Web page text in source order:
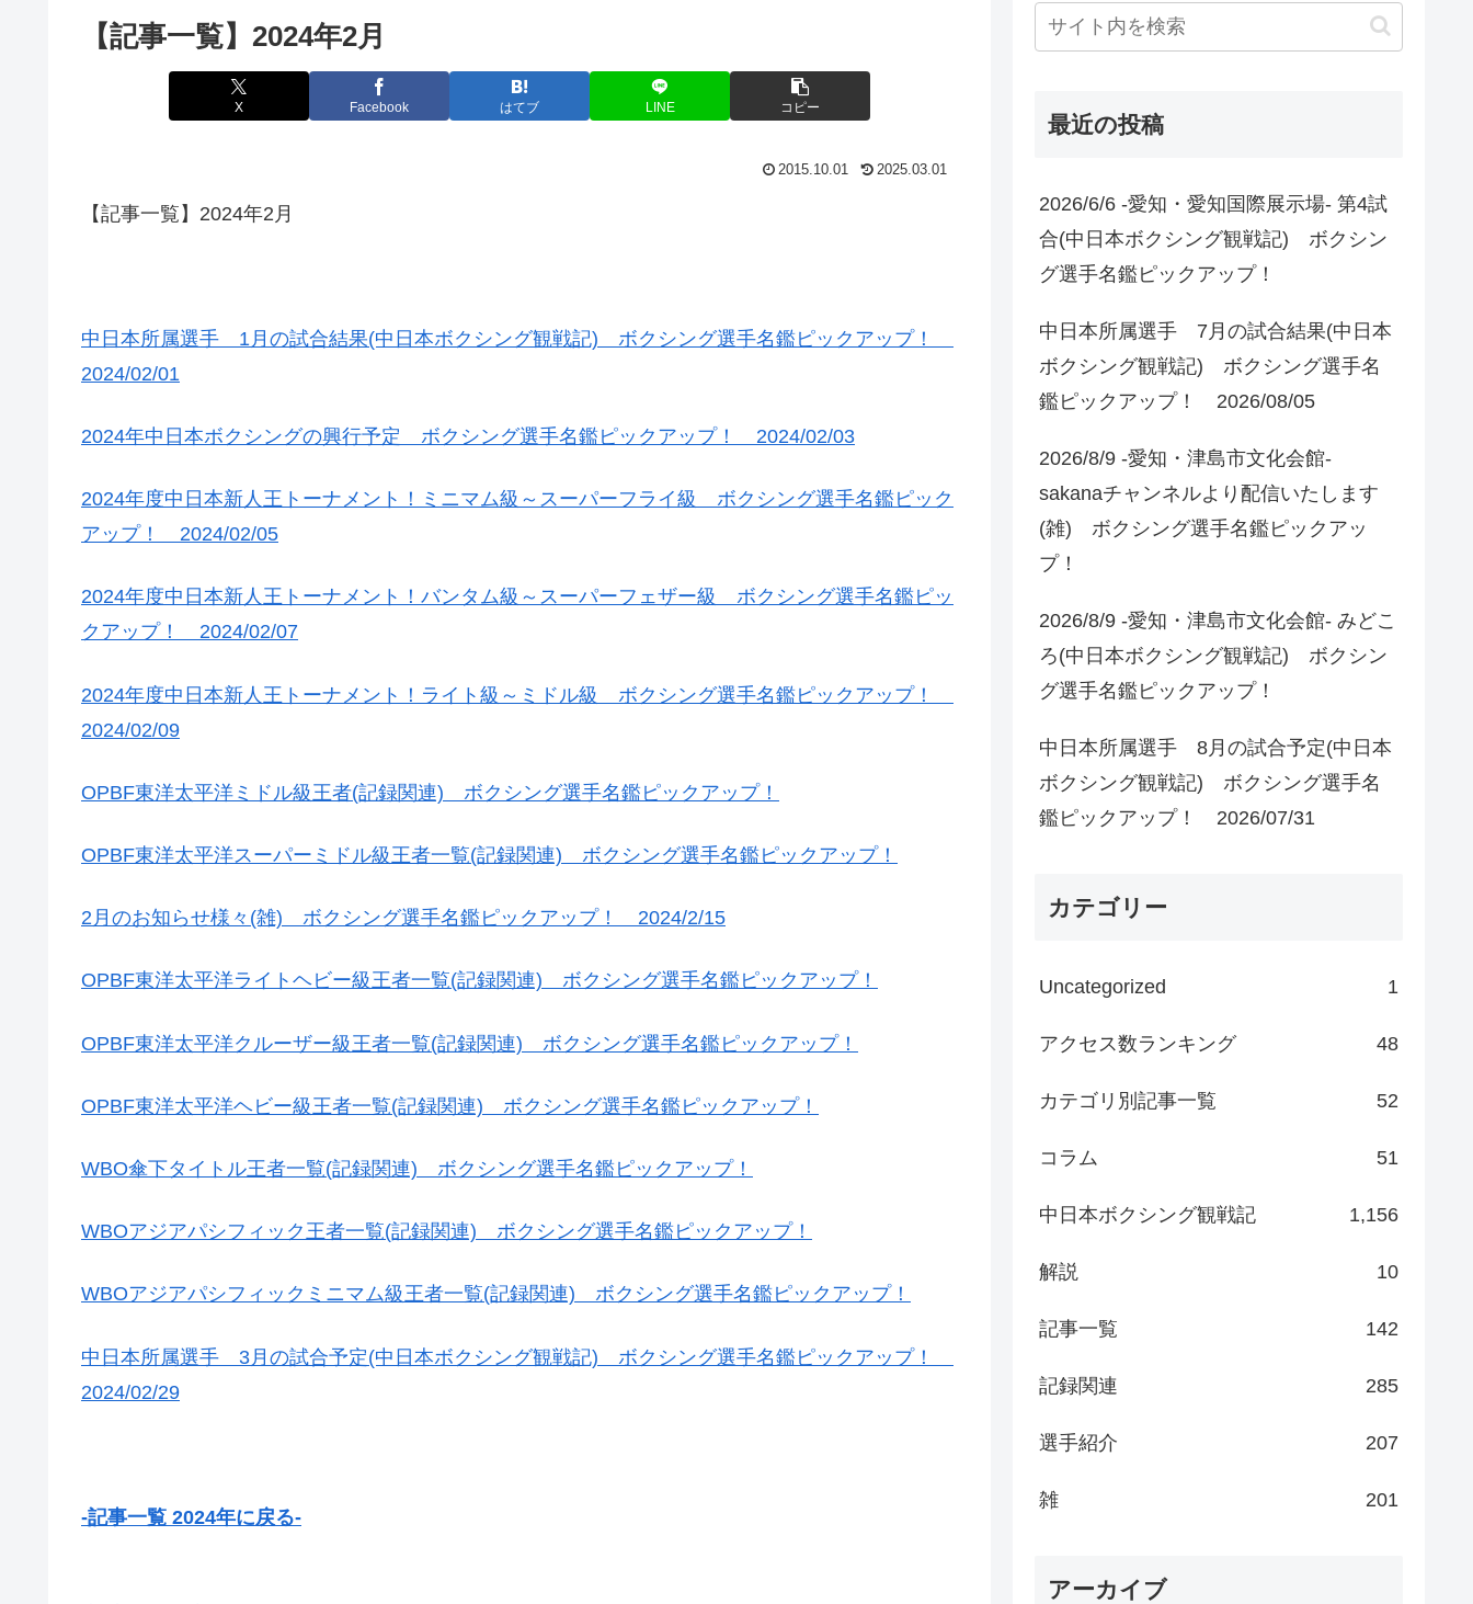
【記事一覧】2024年2月
X Facebook はてブ LINE コピー
2015.10.01 2025.03.01
【記事一覧】2024年2月
中日本所属選手 1月の試合結果(中日本ボクシング観戦記) ボクシング選手名鑑ピックアップ！
2024/02/01
2024年中日本ボクシングの興行予定 ボクシング選手名鑑ピックアップ！ 2024/02/03
2024年度中日本新人王トーナメント！ミニマム級～スーパーフライ級 ボクシング選手名鑑ピック
アップ！ 2024/02/05
2024年度中日本新人王トーナメント！バンタム級～スーパーフェザー級 ボクシング選手名鑑ピッ
クアップ！ 2024/02/07
2024年度中日本新人王トーナメント！ライト級～ミドル級 ボクシング選手名鑑ピックアップ！
2024/02/09
OPBF東洋太平洋ミドル級王者(記録関連) ボクシング選手名鑑ピックアップ！
OPBF東洋太平洋スーパーミドル級王者一覧(記録関連) ボクシング選手名鑑ピックアップ！
2月のお知らせ様々(雑) ボクシング選手名鑑ピックアップ！ 2024/2/15
OPBF東洋太平洋ライトヘビー級王者一覧(記録関連) ボクシング選手名鑑ピックアップ！
OPBF東洋太平洋クルーザー級王者一覧(記録関連) ボクシング選手名鑑ピックアップ！
OPBF東洋太平洋ヘビー級王者一覧(記録関連) ボクシング選手名鑑ピックアップ！
WBO傘下タイトル王者一覧(記録関連) ボクシング選手名鑑ピックアップ！
WBOアジアパシフィック王者一覧(記録関連) ボクシング選手名鑑ピックアップ！
WBOアジアパシフィックミニマム級王者一覧(記録関連) ボクシング選手名鑑ピックアップ！
中日本所属選手 3月の試合予定(中日本ボクシング観戦記) ボクシング選手名鑑ピックアップ！
2024/02/29
-記事一覧 2024年に戻る-
最近の投稿
2026/6/6 -愛知・愛知国際展示場- 第4試
合(中日本ボクシング観戦記) ボクシン
グ選手名鑑ピックアップ！
中日本所属選手 7月の試合結果(中日本
ボクシング観戦記) ボクシング選手名
鑑ピックアップ！ 2026/08/05
2026/8/9 -愛知・津島市文化会館-
sakanaチャンネルより配信いたします
(雑) ボクシング選手名鑑ピックアッ
プ！
2026/8/9 -愛知・津島市文化会館- みどこ
ろ(中日本ボクシング観戦記) ボクシン
グ選手名鑑ピックアップ！
中日本所属選手 8月の試合予定(中日本
ボクシング観戦記) ボクシング選手名
鑑ピックアップ！ 2026/07/31
カテゴリー
Uncategorized 1
アクセス数ランキング 48
カテゴリ別記事一覧 52
コラム 51
中日本ボクシング観戦記 1,156
解説 10
記事一覧 142
記録関連 285
選手紹介 207
雑 201
アーカイブ